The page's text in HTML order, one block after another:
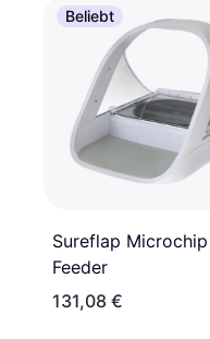
Beliebt
Sureflap
Feeder
131,08 €